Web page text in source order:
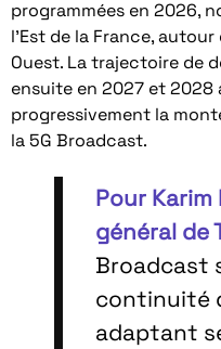
programmées en 2026,
l’Est de la France,
Ouest. La trajectoire de
ensuite en 2027 et 2028
progressivement la
la 5G Broadcast.
Pour Karim
général de
Broadcast
continuité
adaptant